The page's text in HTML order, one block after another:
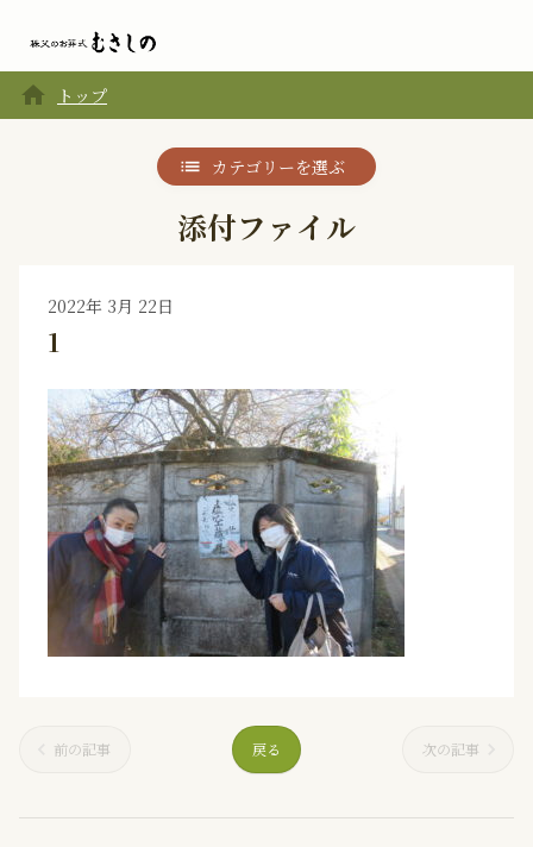
home トップ
カテゴリーを選ぶ
添付ファイル
2022年 3月 22日
1
前の記事 戻る 次の記事